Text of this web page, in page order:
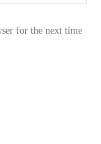
for the next time